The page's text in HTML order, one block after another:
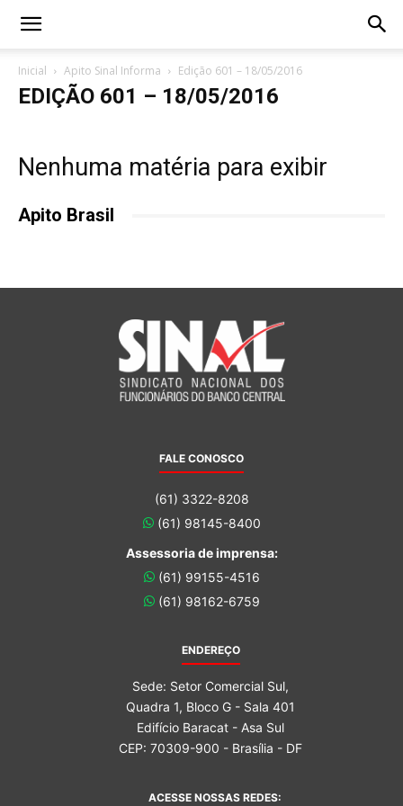
Inicial Apito Sinal Informa Edição 601 – 18/05/2016
EDIÇÃO 601 – 18/05/2016
Nenhuma matéria para exibir
Apito Brasil
FALE CONOSCO
(61) 3322-8208
(61) 98145-8400
Assessoria de imprensa:
(61) 99155-4516
(61) 98162-6759
ENDEREÇO
Sede: Setor Comercial Sul,
Quadra 1, Bloco G - Sala 401
Edifício Baracat - Asa Sul
CEP: 70309-900 - Brasília - DF
ACESSE NOSSAS REDES: